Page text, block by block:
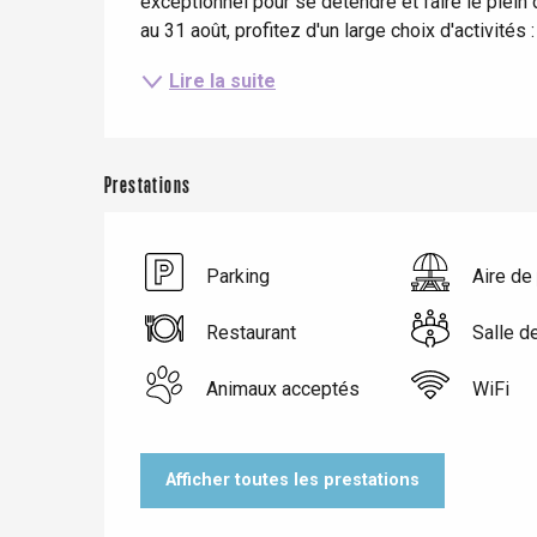
Le
au 31 août, profitez d'un large choix d'activités
Lire la suite
Prestations
Parking Aire de
Restaurant Salle
Animaux acceptés WiFi
Afficher toutes les prestations